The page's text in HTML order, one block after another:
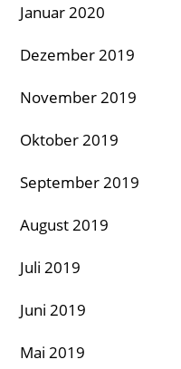
Januar 2020
Dezember 2019
November 2019
Oktober 2019
September 2019
August 2019
Juli 2019
Juni 2019
Mai 2019